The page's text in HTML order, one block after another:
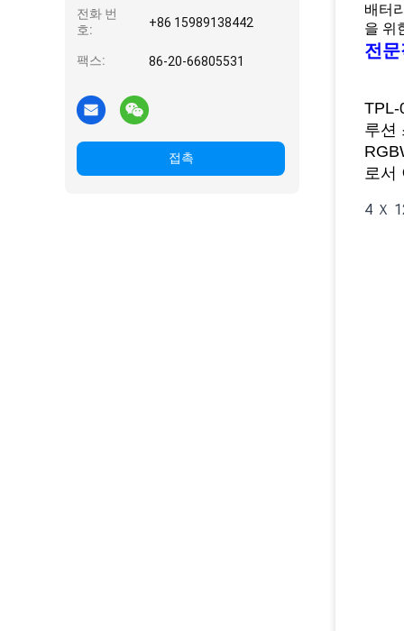
전화 번
호:
+86 15989138442
팩스: 86-20-66805531
접촉
배터
을 위
전
TPL-
루션
로서
4 Ｘ